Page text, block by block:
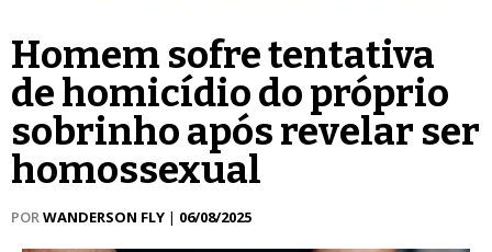
Homem sofre tentativa
de homicídio do próprio
sobrinho após revelar ser
homossexual
PORWANDERSON FLY | 06/08/2025